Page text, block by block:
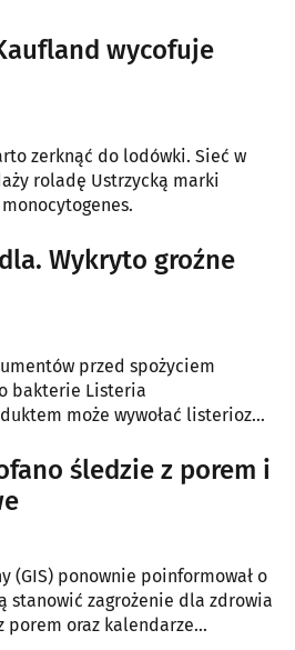
wycofuje
zerknąć do lodówki. Sieć w
roladę Ustrzycką marki
Wykryto groźne
przed spożyciem
bakterie Listeria
może wywołać listeriozę,
śledzie z porem i
(GIS) ponownie poinformował o
stanowić zagrożenie dla zdrowia
porem oraz kalendarze